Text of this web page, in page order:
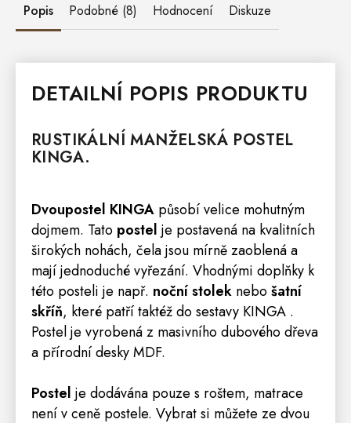
Popis Podobné (8) Hodnocení Diskuze
DETAILNÍ POPIS PRODUKTU
RUSTIKÁLNÍ MANŽELSKÁ POSTEL
KINGA.
Dvoupostel KINGA působí velice mohutným
dojmem. Tato postel je postavená na kvalitních
širokých nohách, čela jsou mírně zaoblená a
mají jednoduché vyřezání. Vhodnými doplňky k
této posteli je např. noční stolek nebošatní
skříň, které patří taktéž do sestavy KINGA .
Postel je vyrobená z masivního dubového dřeva
a přírodní desky MDF.
Postel je dodávána pouze s roštem, matrace
není v ceně postele. Vybrat si můžete ze dvou